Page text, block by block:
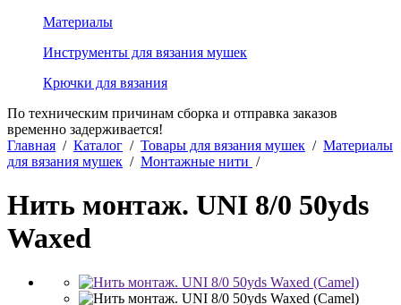
Материалы
Инструменты для вязания мушек
Крючки для вязания
По техническим причинам сборка и отправка заказов
временно задерживается!
Главная / Каталог / Товары для вязания мушек / Материалы
для вязания мушек / Монтажные нити /
Нить монтаж. UNI 8/0 50yds
Waxed